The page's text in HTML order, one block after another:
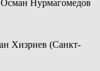
Нурмагомедов
Хизриев (Санкт-